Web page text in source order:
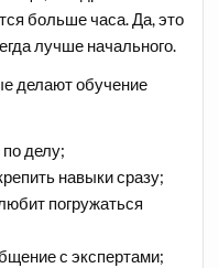
больше часа. Да, это
лучше начального.
делают обучение
по делу;
навыки сразу;
погружаться
с экспертами;